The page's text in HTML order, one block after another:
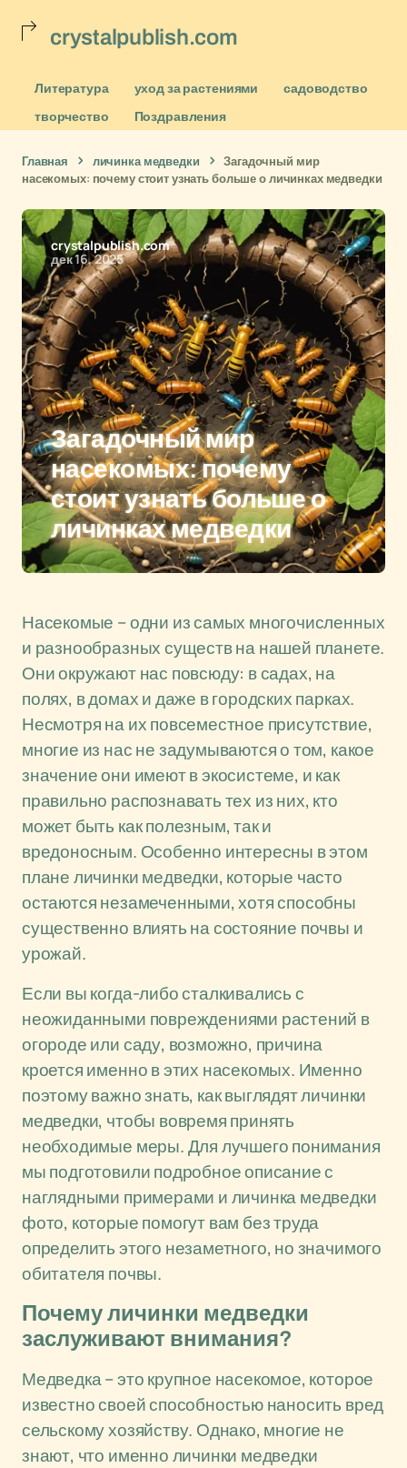
crystalpublish.com
Литература уход за растениями
садоводство
творчество
Поздравления
Главная личинка медведки
Загадочный мир
насекомых: почему стоит узнать больше о личинках медведки
crystalpublish.com
дек 16, 2025
Загадочный мир
насекомых: почему
стоит узнать больше о
личинках медведки
Насекомые – одни из самых многочисленных
и разнообразных существ на нашей планете.
Они окружают нас повсюду: в садах, на
полях, в домах и даже в городских парках.
Несмотря на их повсеместное присутствие,
многие из нас не задумываются о том, какое
значение они имеют в экосистеме, и как
правильно распознавать тех из них, кто
может быть как полезным, так и
вредоносным. Особенно интересны в этом
плане личинки медведки, которые часто
остаются незамеченными, хотя способны
существенно влиять на состояние почвы и
урожай.
Если вы когда-либо сталкивались с
неожиданными повреждениями растений в
огороде или саду, возможно, причина
кроется именно в этих насекомых. Именно
поэтому важно знать, как выглядят личинки
медведки, чтобы вовремя принять
необходимые меры. Для лучшего понимания
мы подготовили подробное описание с
наглядными примерами и личинка медведки
фото, которые помогут вам без труда
определить этого незаметного, но значимого
обитателя почвы.
Почему личинки медведки
заслуживают внимания?
Медведка – это крупное насекомое, которое
известно своей способностью наносить вред
сельскому хозяйству. Однако, многие не
знают, что именно личинки медведки